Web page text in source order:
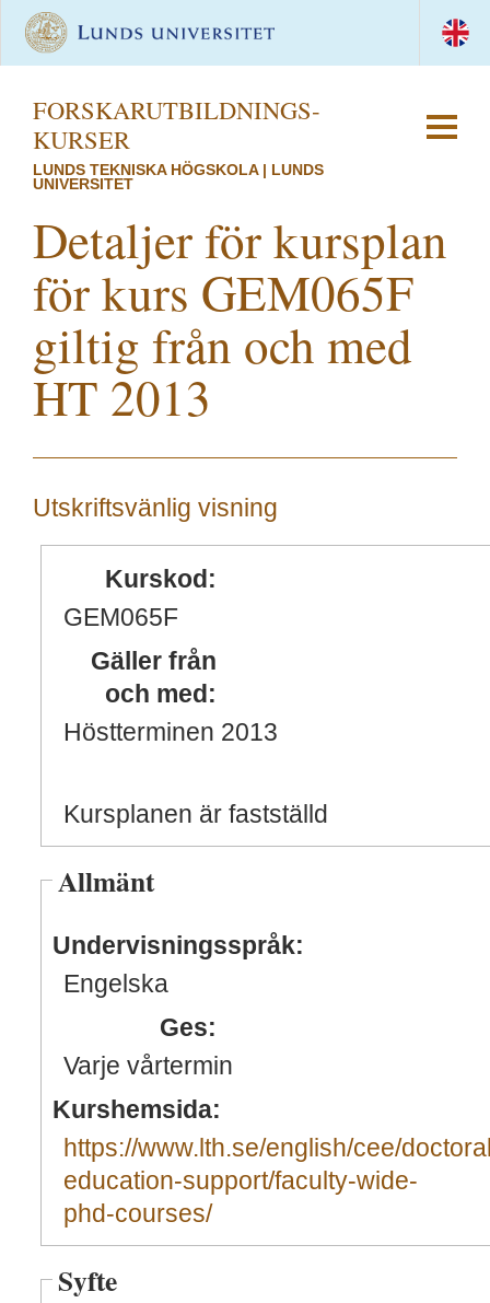
FORSKAR­UTBILDNINGS­
KURSER
LUNDS TEKNISKA HÖGSKOLA | LUNDS
UNIVERSITET
Detaljer för kursplan
för kurs GEM065F
giltig från och med
HT 2013
Utskriftsvänlig visning
Kurskod:
GEM065F
Gäller från
och med:
Höstterminen 2013
Kursplanen är fastställd
Allmänt
Undervisningsspråk:
Engelska
Ges:
Varje vårtermin
Kurshemsida:
https://www.lth.se/english/cee/
education-support/faculty-wide-
phd-courses/
Syfte